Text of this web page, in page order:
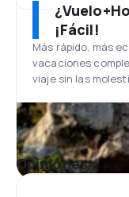
¡Fácil!
Más rápido, más
vacaciones
viaje sin las
Opiniones